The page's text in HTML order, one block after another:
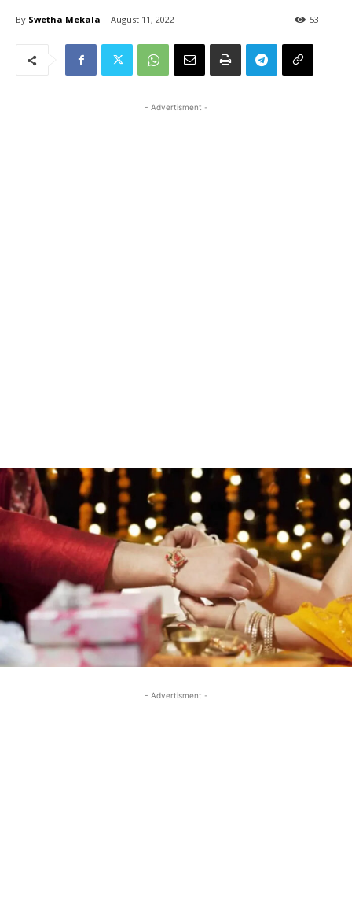
By Swetha Mekala August 11, 2022 53
- Advertisment -
- Advertisment -